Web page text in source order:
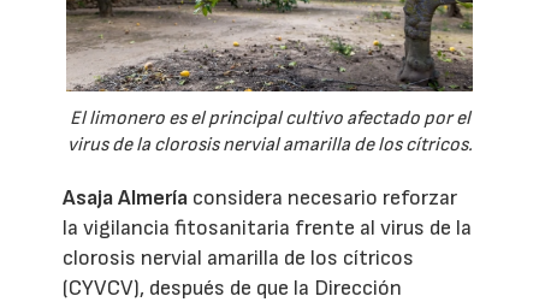
El limonero es el principal cultivo afectado por el
virus de la clorosis nervial amarilla de los cítricos.
Asaja Almería considera necesario reforzar
la vigilancia fitosanitaria frente al virus de la
clorosis nervial amarilla de los cítricos
(CYVCV), después de que la Dirección